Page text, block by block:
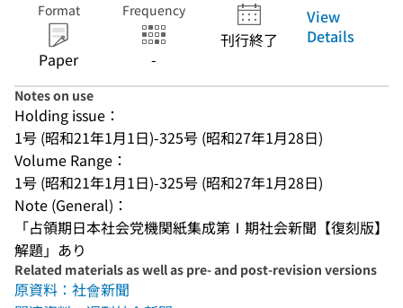
Format
Paper
Frequency
-
刊行終了
View
Details
Notes on use
Holding issue：
1号 (昭和21年1月1日)-325号 (昭和27年1月28日)
Volume Range：
1号 (昭和21年1月1日)-325号 (昭和27年1月28日)
Note (General)：
「占領期日本社会党機関紙集成第Ⅰ期社会新聞【復刻版】
解題」あり
Related materials as well as pre- and post-revision versions
原資料：社會新聞